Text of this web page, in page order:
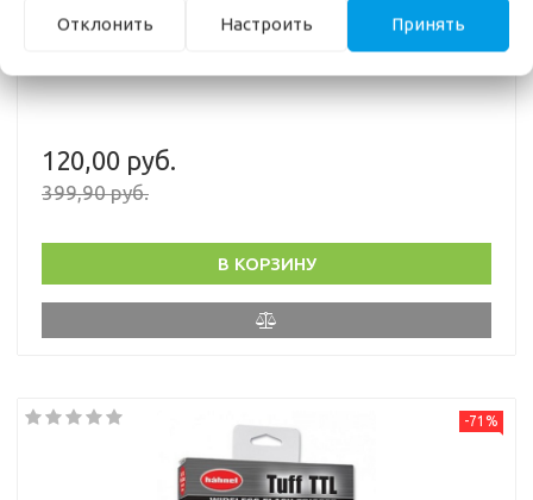
РАДИОСИНХРОНИЗАТОР HAHNEL VIPER TTL CANON
120,00 руб.
399,90 руб.
В КОРЗИНУ
-71%
Отклонить Настроить Принять